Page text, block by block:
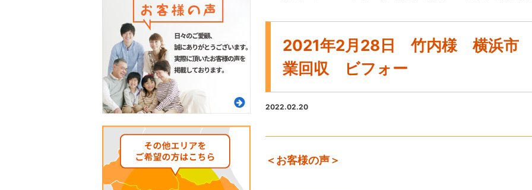
2021年2月28日 竹内様 横浜市
業回収 ビフォー
2022.02.20
＜お客様の声＞